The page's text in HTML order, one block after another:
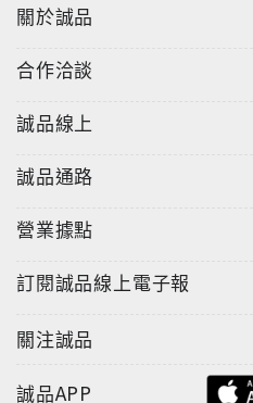
關於誠品
合作洽談
誠品線上
誠品通路
營業據點
訂閱誠品線上電子報
關注誠品
誠品APP